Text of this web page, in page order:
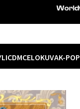
CDMCELOKUVAK-POP